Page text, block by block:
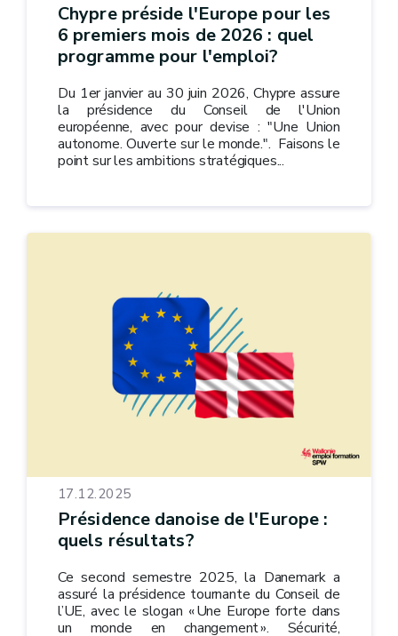
Chypre préside l'Europe pour les
6 premiers mois de 2026 : quel
programme pour l'emploi?
Du 1er janvier au 30 juin 2026, Chypre assure
la présidence du Conseil de l'Union
européenne, avec pour devise : "Une Union
autonome. Ouverte sur le monde.". Faisons le
point sur les ambitions stratégiques...
17.12.2025
Présidence danoise de l'Europe :
quels résultats?
Ce second semestre 2025, la Danemark a
assuré la présidence tournante du Conseil de
l’UE, avec le slogan « Une Europe forte dans
un monde en changement ». Sécurité,